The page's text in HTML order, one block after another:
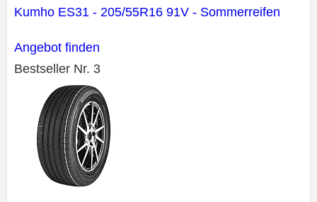
Kumho ES31 - 205/55R16 91V - Sommerreifen
Angebot finden
Bestseller Nr. 3